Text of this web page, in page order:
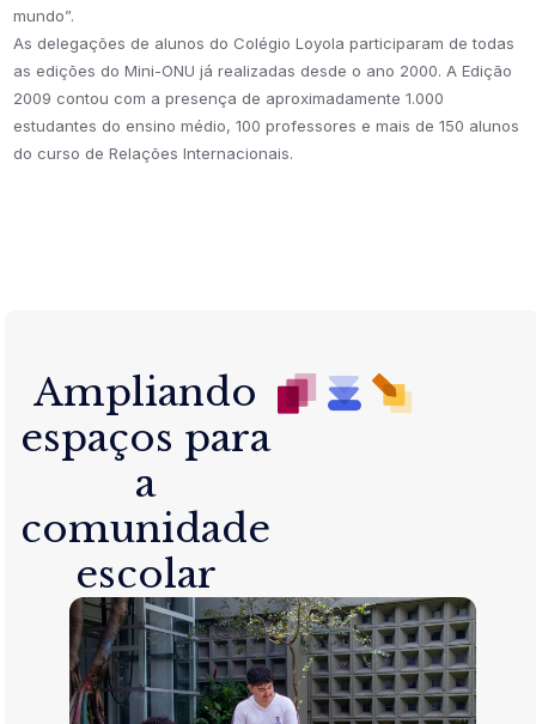
mundo”.
As delegações de alunos do Colégio Loyola participaram de todas
as edições do Mini-ONU já realizadas desde o ano 2000. A Edição
2009 contou com a presença de aproximadamente 1.000
estudantes do ensino médio, 100 professores e mais de 150 alunos
do curso de Relações Internacionais.
Ampliando
espaços para
a
comunidade
escolar